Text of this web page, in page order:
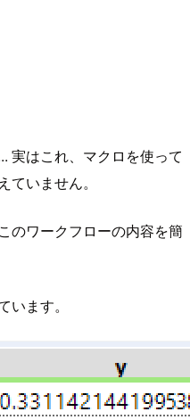
実はこれ、マクロを使って
いません。
のワークフローの内容を簡
ます。